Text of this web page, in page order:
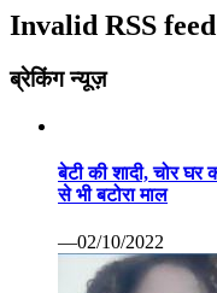
Invalid RSS
ब्रेकिंग न्यूज़
बेटी की शादी, चोर
से भी बटोरा माल
—02/10/2022